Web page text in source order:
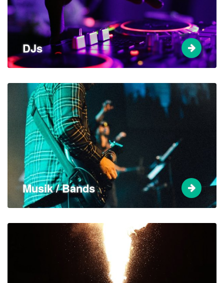
DJs
Musik / Bands